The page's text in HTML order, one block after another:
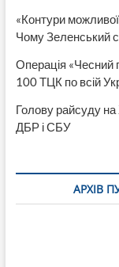
«Контури можливої
Чому Зеленський
Операція «Чесний
100 ТЦК по всій
Голову райсуду на
ДБР і СБУ
АРХІВ